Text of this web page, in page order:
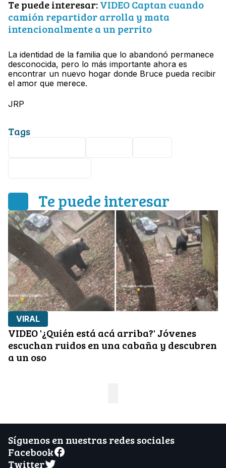
Te puede interesar:VIDEO Captan cuando
camión repartidor arrolla y mata
intencionalmente a un perrito
La identidad de la familia que lo abandonó permanece
desconocida, pero lo más importante ahora es
encontrar un nuevo hogar donde Bruce pueda recibir
el amor que merece.
JRP
Tags
Te puede interesar
VIRAL
VIDEO '¿Quién está acá arriba?' Jóvenes
escuchan ruidos en una cabaña y descubren
a un oso
Síguenos en nuestras redes sociales
Facebook
Twitter